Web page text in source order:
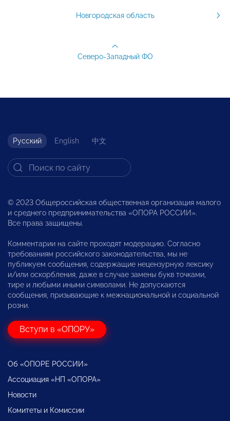
Новгородская область
Северо-Западный ФО
Русский English 中文
© 2023 Общероссийская общественная организация малого
и среднего предпринимательства «ОПОРА РОССИИ».
Все права защищены.
Комментарии на сайте проходят модерацию. Согласно
требованиям российского законодательства, мы не
публикуем сообщения, содержащие нецензурную лексику
и/или оскорбления, даже в случае замены букв точками,
тире и любыми иными символами. Не допускаются
сообщения, призывающие к межнациональной и социальной
розни.
Вступи в «ОПОРУ»
Об «ОПОРЕ РОССИИ»
Ассоциация «НП «ОПОРА»
Новости
Комитеты и Комиссии